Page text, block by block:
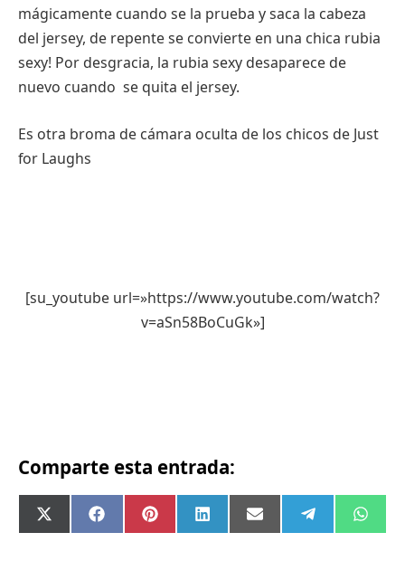
mágicamente cuando se la prueba y saca la cabeza
del jersey, de repente se convierte en una chica rubia
sexy! Por desgracia, la rubia sexy desaparece de
nuevo cuando se quita el jersey.
Es otra broma de cámara oculta de los chicos de Just
for Laughs
[su_youtube url=»https://www.youtube.com/watch?
v=aSn58BoCuGk»]
Comparte esta entrada:
Compartir
en
X
(Twitter)
Compartir
en
FacebookCompartir
en
PinterestCompartir
en
LinkedInCompartir
en
Email Compartir
en
Telegram
en